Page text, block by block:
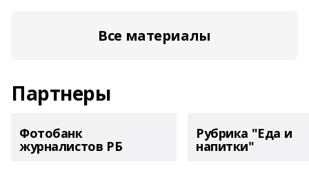
Все материалы
Партнеры
Фотобанк
журналистов РБ
Рубрика "Еда и
напитки"